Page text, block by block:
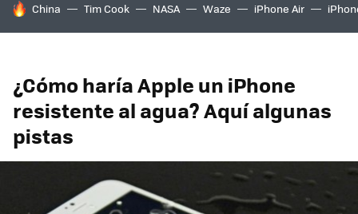
HOY SE HABLA DE
China Tim Cook NASA Waze iPhone Air
¿Cómo haría Apple un iPhone
resistente al agua? Aquí algunas
pistas